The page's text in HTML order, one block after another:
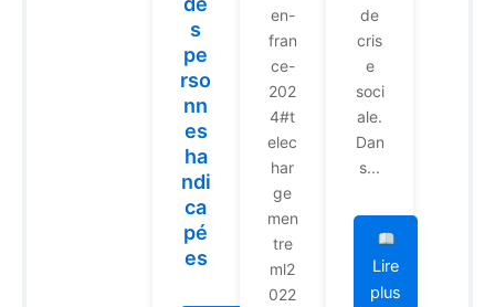
s
pe
rso
nn
es
ha
ndi
ca
pé
es
en-
fran
ce-
202
4#t
elec
har
ge
men
tre
ml2
022
de
cris
e
soci
ale.
Dan
s...
Lire
plus